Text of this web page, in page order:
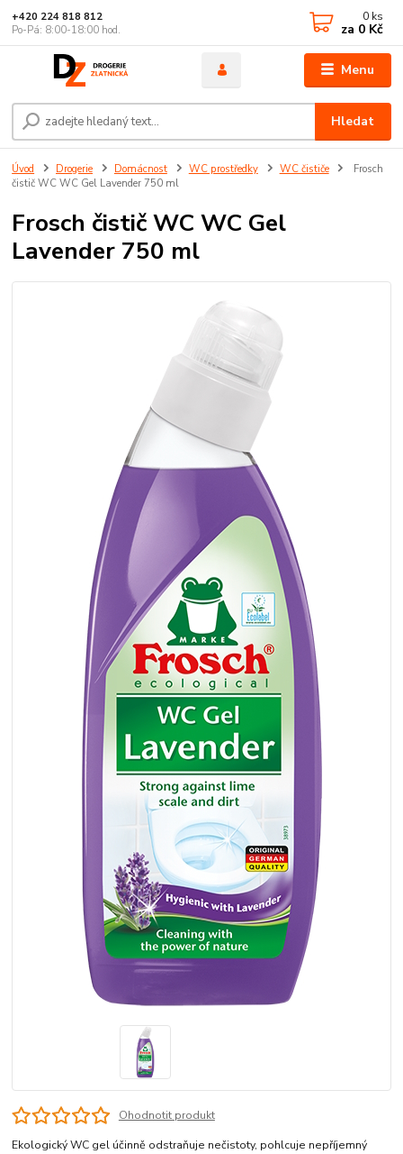
Menu
Hledat
+420 224 818 812
Po-Pá: 8:00-18:00 hod.
0 ks
za 0 Kč
Úvod Drogerie Domácnost WC prostředky WC čističe
Frosch
čistič WC WC Gel Lavender 750 ml
Frosch čistič WC WC Gel
Lavender 750 ml
Ohodnotit produkt
Ekologický WC gel účinně odstraňuje nečistoty, pohlcuje nepříjemný